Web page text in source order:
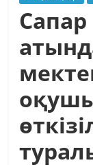
Сапар